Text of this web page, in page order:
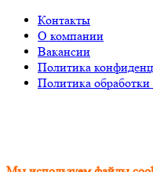
Контакты
О компании
Вакансии
Политика
Политика